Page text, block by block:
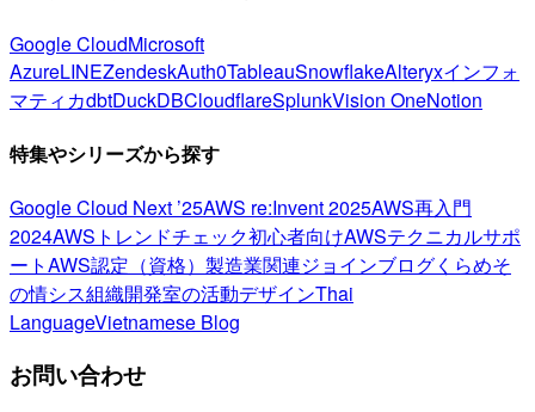
Google CloudMicrosoft
AzureLINEZendeskAuth0TableauSnowflakeAlteryxインフォ
マティカdbtDuckDBCloudflareSplunkVision OneNotion
特集やシリーズから探す
Google Cloud Next ’25AWS re:Invent 2025AWS再入門
2024AWSトレンドチェック初心者向けAWSテクニカルサポ
ートAWS認定（資格） 製造業関連ジョインブログくらめそ
の情シス組織開発室の活動デザインThai
LanguageVietnamese Blog
お問い合わせ